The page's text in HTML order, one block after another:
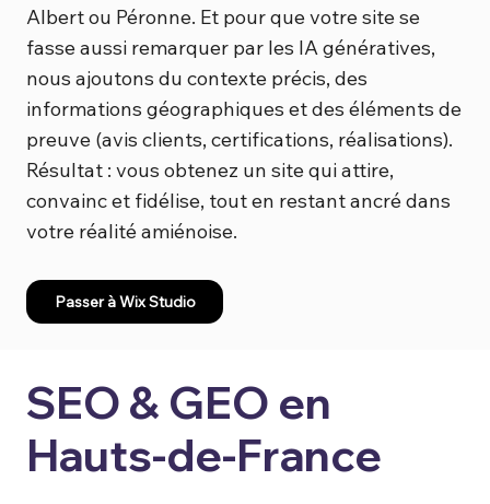
Albert ou Péronne. Et pour que votre site se
fasse aussi remarquer par les IA génératives,
nous ajoutons du contexte précis, des
informations géographiques et des éléments de
preuve (avis clients, certifications, réalisations).
Résultat : vous obtenez un site qui attire,
convainc et fidélise, tout en restant ancré dans
votre réalité amiénoise.
Passer à Wix Studio
SEO & GEO en
Hauts-de-France